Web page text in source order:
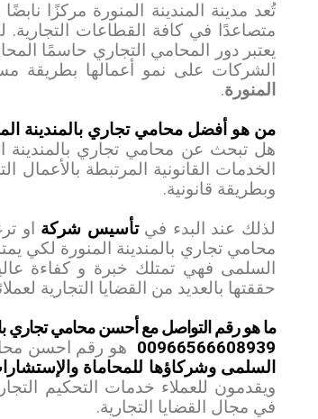
تُعد مدينة المندينة المنورة مركزًا
متصاعدًا في كافة القطاعات التجارية.
يعتبر دور المحامي التجاري حاسمًا
الشركات على نمو أعمالها بطريقة
المنورة.
من هو أفضل محامي تجاري بالمندينة
هل تبحث عن محامي تجاري بالمندينة
الخدمات القانونية المرتبطة بالأعمال
وبطريقة قانونية.
لذلك عند البدء في تأسيس شركة او
محامي تجاري بالمندينة المنورة لكي
السلمى فهي تمتلك خبرة و كفاءة
حققتها بالعديد من القضايا التجارية
ما هو رقم التواصل مع أحسن محامي تجاري
00966566608939 هو رقم احسن
السلمى وشركاؤها للمحاماة
ويقدمون للعملاء خدمات التحكيم
في مجال القضايا التجارية.